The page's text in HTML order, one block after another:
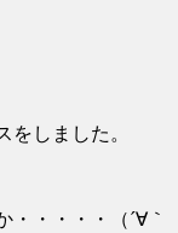
をしました。
・・・・（´∀｀